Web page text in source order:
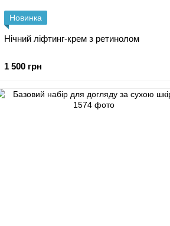
Новинка
Нічний ліфтинг-крем з ретинолом
1 500 грн